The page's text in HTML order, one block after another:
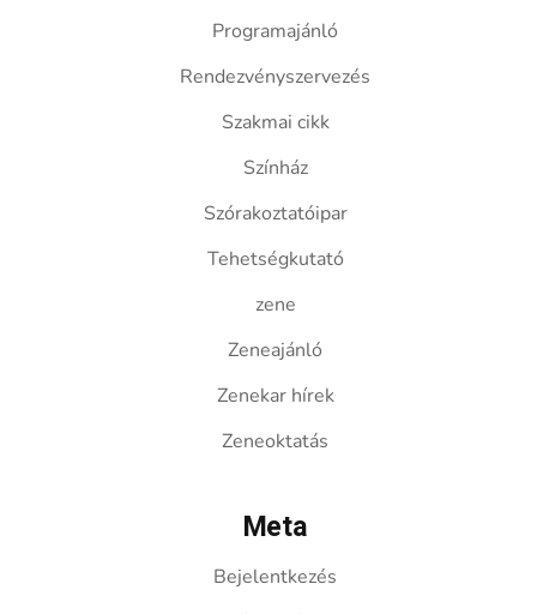
Programajánló
Rendezvényszervezés
Szakmai cikk
Színház
Szórakoztatóipar
Tehetségkutató
zene
Zeneajánló
Zenekar hírek
Zeneoktatás
Meta
Bejelentkezés